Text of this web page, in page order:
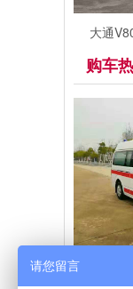
大通
购车
福
请您留言